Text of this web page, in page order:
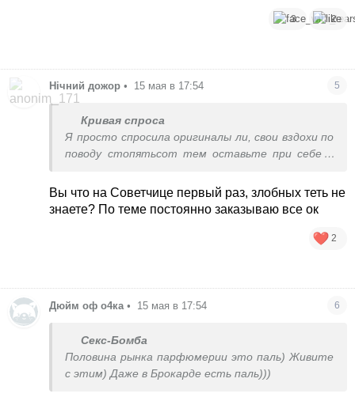
3 2
Нічний дожор • 15 мая в 17:54 5
Кривая спроса
Я просто спросила оригиналы ли, свои вздохи по
поводу стопятьсот тем оставьте при себе и
Вы что на Советчице первый раз, злобных теть не
знаете? По теме постоянно заказываю все ок
2
Дюйм оф о4ка • 15 мая в 17:54 6
Секс-Бомба
Половина рынка парфюмерии это паль) Живите
с этим) Даже в Брокарде есть паль)))